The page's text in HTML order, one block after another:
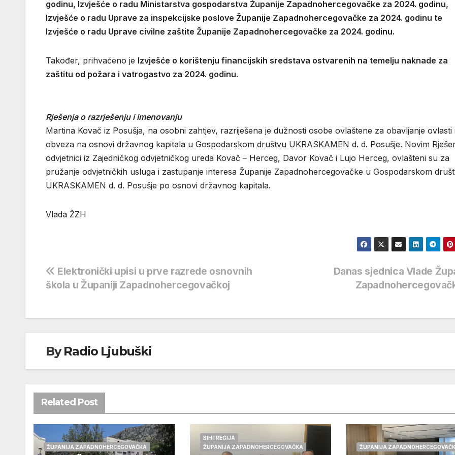
godinu, Izvješće o radu Ministarstva gospodarstva Županije Zapadnohercegovačke za 2024. godinu,
Izvješće o radu Uprave za inspekcijske poslove Županije Zapadnohercegovačke za 2024. godinu te
Izvješće o radu Uprave civilne zaštite Županije Zapadnohercegovačke za 2024. godinu.
Također, prihvaćeno je Izvješće o korištenju financijskih sredstava ostvarenih na temelju naknade za
zaštitu od požara i vatrogastvo za 2024. godinu.
Rješenja o razrješenju i imenovanju
Martina Kovač iz Posušja, na osobni zahtjev, razriješena je dužnosti osobe ovlaštene za obavljanje ovlasti
obveza na osnovi državnog kapitala u Gospodarskom društvu UKRASKAMEN d. d. Posušje. Novim
odvjetnici iz Zajedničkog odvjetničkog ureda Kovač – Herceg, Davor Kovač i Lujo Herceg, ovlašteni su za
pružanje odvjetničkih usluga i zastupanje interesa Županije Zapadnohercegovačke u Gospodarskom
UKRASKAMEN d. d. Posušje po osnovi državnog kapitala.
Vlada ŽZH
Navigacija
objava
Danas sjednica Vlade
Elektronički upisi u prve razrede osnovnih
škola u Županiji Zapadnohercegovačkoj
ByRadio Ljubuški
Related Post
ŽUPANIJA ZAPADNOHERCEGOVAČKA
BIH I REGIJA
ŽUPANIJA ZAPADNOHERCEGOVAČKA
ŽUPANIJA